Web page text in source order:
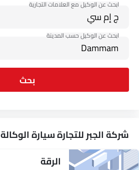
بحث
شركة الجبر للتجارة سيارة الوكالة
الرقة